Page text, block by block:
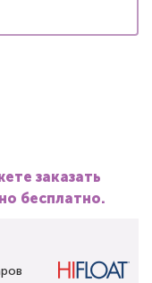
заказать
бесплатно.